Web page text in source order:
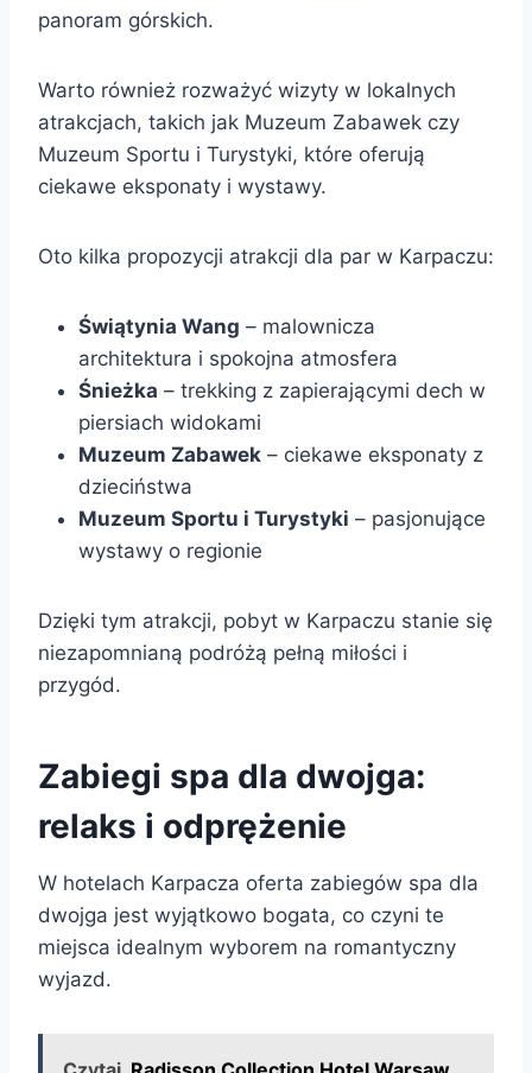
panoram górskich.
Warto również rozważyć wizyty w lokalnych
atrakcjach, takich jak Muzeum Zabawek czy
Muzeum Sportu i Turystyki, które oferują
ciekawe eksponaty i wystawy.
Oto kilka propozycji atrakcji dla par w Karpaczu:
Świątynia Wang – malownicza
architektura i spokojna atmosfera
Śnieżka – trekking z zapierającymi dech w
piersiach widokami
Muzeum Zabawek – ciekawe eksponaty z
dzieciństwa
Muzeum Sportu i Turystyki – pasjonujące
wystawy o regionie
Dzięki tym atrakcji, pobyt w Karpaczu stanie się
niezapomnianą podróżą pełną miłości i
przygód.
Zabiegi spa dla dwojga:
relaks i odprężenie
W hotelach Karpacza oferta zabiegów spa dla
dwojga jest wyjątkowo bogata, co czyni te
miejsca idealnym wyborem na romantyczny
wyjazd.